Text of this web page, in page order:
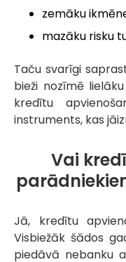
zemāku
mazāku risku
Taču svarīgi
bieži nozīmē
kredītu
instruments, kas
Vai
Jā, kredītu
Visbiežāk šādos
piedāvā nebanku